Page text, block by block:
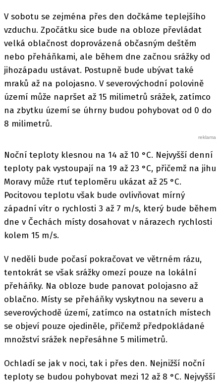
V sobotu se zejména přes den dočkáme teplejšího
vzduchu. Zpočátku sice bude na obloze převládat
velká oblačnost doprovázená občasným deštěm
nebo přeháňkami, ale během dne začnou srážky od
jihozápadu ustávat. Postupně bude ubývat také
mraků až na polojasno. V severovýchodní polovině
území může napršet až 15 milimetrů srážek, zatímco
na zbytku území se úhrny budou pohybovat od 0 do
8 milimetrů.
Noční teploty klesnou na 14 až 10 °C. Nejvyšší denní
teploty pak vystoupají na 19 až 23 °C, přičemž na jihu
Moravy může rtuť teploměru ukázat až 25 °C.
Pocitovou teplotu však bude ovlivňovat mírný
západní vítr o rychlosti 3 až 7 m/s, který bude během
dne v Čechách místy dosahovat v nárazech rychlosti
kolem 15 m/s.
V neděli bude počasí pokračovat ve větrném rázu,
tentokrát se však srážky omezí pouze na lokální
přeháňky. Na obloze bude panovat polojasno až
oblačno. Místy se přeháňky vyskytnou na severu a
severovýchodě území, zatímco na ostatních místech
se objeví pouze ojediněle, přičemž předpokládané
množství srážek nepřesáhne 5 milimetrů.
Ochladí se jak v noci, tak i přes den. Nejnižší noční
teploty se budou pohybovat mezi 12 až 8 °C. Nejvyšší